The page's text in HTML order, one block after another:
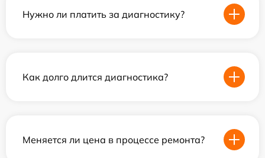
Нужно ли платить за диагностику?
Как долго длится диагностика?
Меняется ли цена в процессе ремонта?